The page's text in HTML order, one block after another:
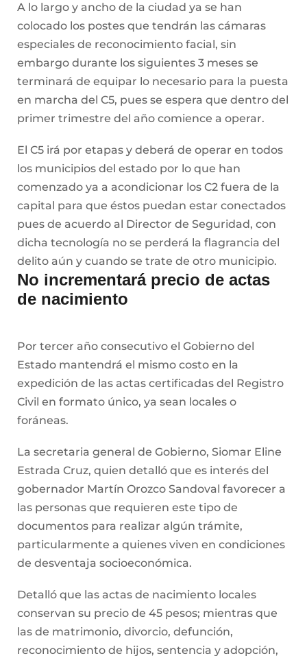
A lo largo y ancho de la ciudad ya se han
colocado los postes que tendrán las cámaras
especiales de reconocimiento facial, sin
embargo durante los siguientes 3 meses se
terminará de equipar lo necesario para la puesta
en marcha del C5, pues se espera que dentro del
primer trimestre del año comience a operar.
El C5 irá por etapas y deberá de operar en todos
los municipios del estado por lo que han
comenzado ya a acondicionar los C2 fuera de la
capital para que éstos puedan estar conectados
pues de acuerdo al Director de Seguridad, con
dicha tecnología no se perderá la flagrancia del
delito aún y cuando se trate de otro municipio.
No incrementará precio de actas
de nacimiento
Por tercer año consecutivo el Gobierno del
Estado mantendrá el mismo costo en la
expedición de las actas certificadas del Registro
Civil en formato único, ya sean locales o
foráneas.
La secretaria general de Gobierno, Siomar Eline
Estrada Cruz, quien detalló que es interés del
gobernador Martín Orozco Sandoval favorecer a
las personas que requieren este tipo de
documentos para realizar algún trámite,
particularmente a quienes viven en condiciones
de desventaja socioeconómica.
Detalló que las actas de nacimiento locales
conservan su precio de 45 pesos; mientras que
las de matrimonio, divorcio, defunción,
reconocimiento de hijos, sentencia y adopción,